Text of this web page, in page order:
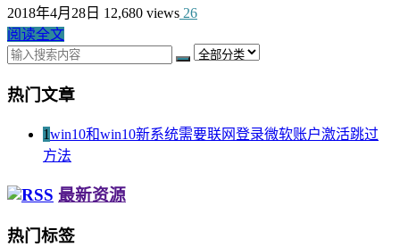
2018年4月28日 12,680 views 26
阅读全文
热门文章
1win10和win10新系统需要联网登录微软账户激活跳过
方法
最新资源
热门标签